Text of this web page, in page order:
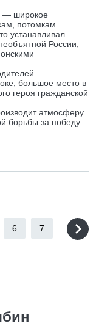
— широкое
потомкам
устанавливал
России,
большое место в
героя гражданской
атмосферу
борьбы за победу
6 7